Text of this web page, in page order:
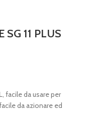
11 PLUS
facile da usare per
da azionare ed